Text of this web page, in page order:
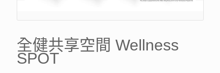
全健共享空間 Wellness
SPOT